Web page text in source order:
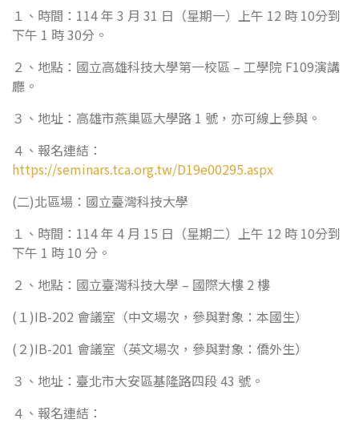
１、時間：114 年 3 月 31 日（星期一）上午 12 時 10分到
下午 1 時 30分。
２、地點：國立高雄科技大學第一校區 – 工學院 F109演講
廳。
３、地址：高雄市燕巢區大學路 1 號，亦可線上參與。
４、報名連結：
https://seminars.tca.org.tw/D19e00295.aspx
(二)北區場：國立臺灣科技大學
１、時間：114 年 4 月 15 日（星期二）上午 12 時 10分到
下午 1 時 10 分。
２、地點：國立臺灣科技大學 – 國際大樓 2 樓
(１)IB-202 會議室（中文場次，參與對象：本國生）
(２)IB-201 會議室（英文場次，參與對象：僑外生）
３、地址：臺北市大安區基隆路四段 43 號。
４、報名連結：